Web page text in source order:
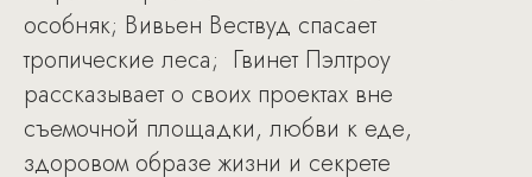
особняк; Вивьен Вествуд спасает
тропические леса; Гвинет Пэлтроу
рассказывает о своих проектах вне
съемочной площадки, любви к еде,
здоровом образе жизни и секрете